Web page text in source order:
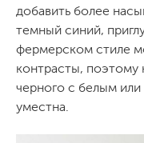
добавить более
темный синий,
фермерском стиле
контрасты, поэтому
черного с белым
уместна.